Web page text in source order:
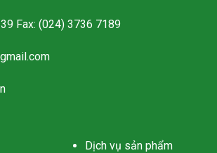
Fax: (024) 3736 7189
Dịch vụ sản phẩm